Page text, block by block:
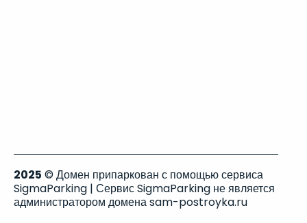
2025 © Домен припаркован с помощью сервиса
SigmaParking | Сервис SigmaParking не является
администратором домена sam-postroyka.ru